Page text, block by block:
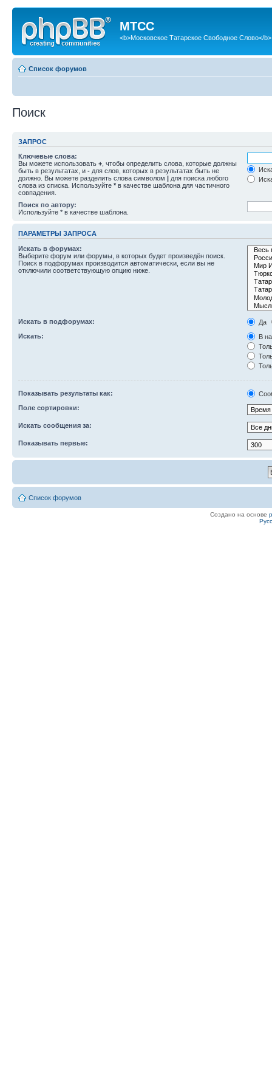
МТСС
<b>Московское Татарское Свободное Слово</b>
Список форумов
Поиск
ЗАПРОС
Ключевые слова:
Вы можете использовать + , чтобы определить слова, которые должны
быть в результатах, и - для слов, которых в результатах быть не
должно. Вы можете разделить слова символом | для поиска любого
слова из списка. Используйте * в качестве шаблона для частичного
совпадения.
Поиск по автору:
Используйте * в качестве шаблона.
ПАРАМЕТРЫ ЗАПРОСА
Искать в форумах:
Выберите форум или форумы, в которых будет произведён поиск.
Поиск в подфорумах производится автоматически, если вы не
отключили соответствующую опцию ниже.
Искать в подфорумах:
Да
Искать:
В
Показывать результаты как:
Поле сортировки:
Искать сообщения за:
Показывать первые:
Список форумов
Создано на основе